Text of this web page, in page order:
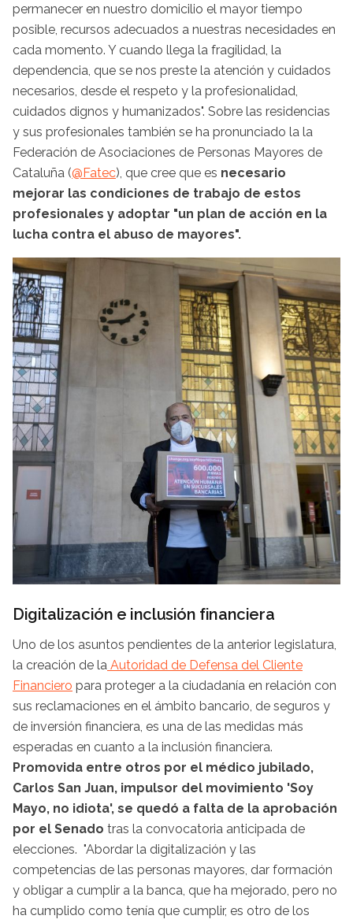
permanecer en nuestro domicilio el mayor tiempo
posible, recursos adecuados a nuestras necesidades en
cada momento. Y cuando llega la fragilidad, la
dependencia, que se nos preste la atención y cuidados
necesarios, desde el respeto y la profesionalidad,
cuidados dignos y humanizados". Sobre las residencias
y sus profesionales también se ha pronunciado la la
Federación de Asociaciones de Personas Mayores de
Cataluña (@Fatec), que cree que es necesario
mejorar las condiciones de trabajo de estos
profesionales y adoptar "un plan de acción en la
lucha contra el abuso de mayores".
Digitalización e inclusión financiera
Uno de los asuntos pendientes de la anterior legislatura,
la creación de la Autoridad de Defensa del Cliente
Financiero para proteger a la ciudadanía en relación con
sus reclamaciones en el ámbito bancario, de seguros y
de inversión financiera, es una de las medidas más
esperadas en cuanto a la inclusión financiera.
Promovida entre otros por el médico jubilado,
Carlos San Juan, impulsor del movimiento 'Soy
Mayo, no idiota', se quedó a falta de la aprobación
por el Senado tras la convocatoria anticipada de
elecciones. "Abordar la digitalización y las
competencias de las personas mayores, dar formación
y obligar a cumplir a la banca, que ha mejorado, pero no
ha cumplido como tenía que cumplir, es otro de los